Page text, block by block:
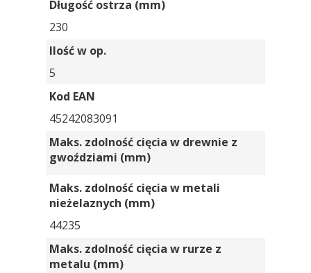
Długość ostrza (mm)
230
Ilość w op.
5
Kod EAN
45242083091
Maks. zdolność cięcia w drewnie z
gwoździami (mm)
Maks. zdolność cięcia w metali
nieżelaznych (mm)
44235
Maks. zdolność cięcia w rurze z
metalu (mm)